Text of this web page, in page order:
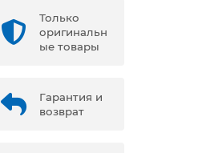
Только
оригинальн
ые товары
Гарантия и
возврат